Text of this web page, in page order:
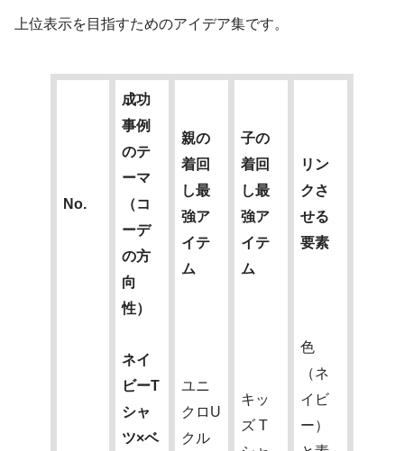
上位表示を目指すためのアイデア集です。
No.
成功
事例
のテ
ーマ
（コ
ーデ
の方
向
性）
親の
着回
し最
強ア
イテ
ム
子の
着回
し最
強ア
イテ
ム
リン
クさ
せる
要素
ネイ
ビーT
シャ
ツ×ベ
ユニ
クロU
クル
キッ
ズ T
色
（ネ
イビ
ー）